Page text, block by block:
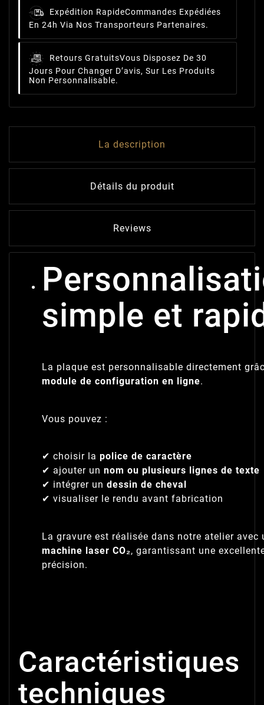
Expédition RapideCommandes Expédiées
En 24h Via Nos Transporteurs Partenaires.
Retours GratuitsVous Disposez De 30
Jours Pour Changer D’avis, Sur Les Produits
Non Personnalisable.
La description
Détails du produit
Reviews
simple et
La plaque est personnalisable directement
module de configuration en ligne.
Vous pouvez :
✔ choisir la police de caractère
✔ ajouter un nom ou plusieurs lignes de texte
✔ intégrer un dessin de cheval
✔ visualiser le rendu avant fabrication
La gravure est réalisée dans notre atelier avec
machine laser CO₂, garantissant une
précision.
Caractéristiques
techniques